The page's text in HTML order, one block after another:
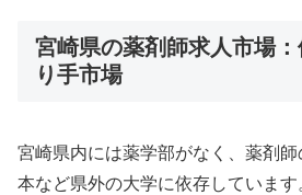
宮崎県の薬剤師求人市場
り手市場
宮崎県内には薬学部がなく、薬剤
本など県外の大学に依存していま